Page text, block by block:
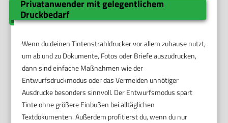
Privatanwender mit gelegentlichem
Druckbedarf
Wenn du deinen Tintenstrahldrucker vor allem zuhause nutzt,
um ab und zu Dokumente, Fotos oder Briefe auszudrucken,
dann sind einfache Maßnahmen wie der
Entwurfsdruckmodus oder das Vermeiden unnötiger
Ausdrucke besonders sinnvoll. Der Entwurfsmodus spart
Tinte ohne größere Einbußen bei alltäglichen
Textdokumenten. Außerdem profitierst du, wenn du nur